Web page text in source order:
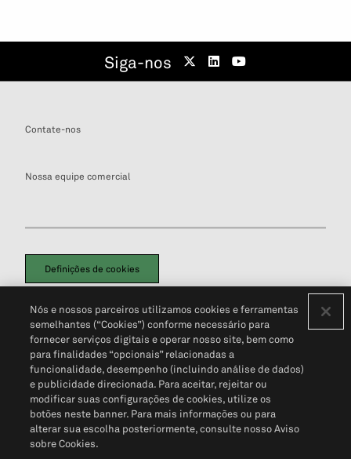
Siga-nos
Contate-nos
Nossa equipe comercial
Definições de cookies
Política de PrivacidadePortal de privacidade do cliente (em inglês)
Não Venda Minhas Informações Pessoais© 2026 S&P Global
Nós e nossos parceiros utilizamos cookies e ferramentas
semelhantes (“Cookies”) conforme necessário para
fornecer serviços digitais e operar nosso site, bem como
para finalidades “opcionais” relacionadas a
funcionalidade, desempenho (incluindo análise de dados)
e publicidade direcionada. Para aceitar, rejeitar ou
modificar suas configurações de cookies, utilize os
botões neste banner. Para mais informações ou para
alterar sua escolha posteriormente, consulte nosso Aviso
sobre Cookies.